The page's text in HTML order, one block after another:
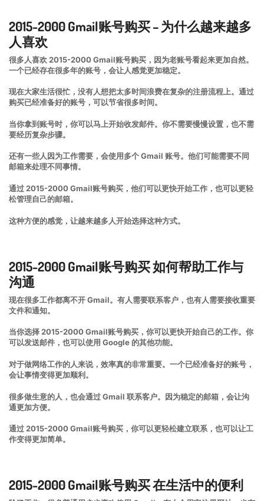
2015-2000 Gmail账号购买 – 为什么越来越多
人喜欢
很多人喜欢 2015-2000 Gmail账号购买，因为老账号看起来更加自然。
一个已经存在很多年的账号，会让人感觉更加稳定。
现在大家生活很忙，没有人想把太多时间浪费在复杂的注册流程上。通过
购买已经准备好的账号，可以节省很多时间。
当你拿到账号时，你可以马上开始收发邮件。你不需要慢慢设置，也不需
要经历复杂步骤。
还有一些人因为工作需要，会使用多个 Gmail 账号。他们可能需要不同
邮箱来处理不同事情。
通过 2015-2000 Gmail账号购买，他们可以更快开始工作，也可以更轻
松管理自己的邮箱。
这种方便的感觉，让越来越多人开始选择这种方式。
2015-2000 Gmail账号购买 如何帮助工作与
沟通
现在很多工作都离不开 Gmail。有人需要联系客户，也有人需要接收重要
文件和通知。
当你选择 2015-2000 Gmail账号购买，你可以更快开始自己的工作。你
可以发送邮件，也可以使用 Google 的其他功能。
对于做网络工作的人来说，效率真的非常重要。一个已经准备好的账号，
会让事情变得更加顺利。
很多做生意的人，也会通过 Gmail 联系客户。因为稳定的邮箱，会让沟
通更加方便。
通过 2015-2000 Gmail账号购买，你可以更轻松建立联系，也可以让工
作变得更加简单。
2015-2000 Gmail账号购买 在生活中的便利